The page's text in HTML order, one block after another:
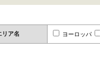
リア名 ヨーロッパ